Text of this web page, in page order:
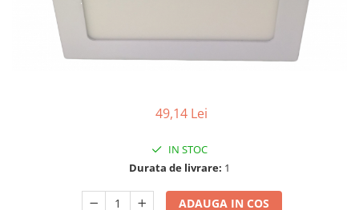
49,14 Lei
IN STOC
Durata de livrare: 1
ADAUGA IN COS